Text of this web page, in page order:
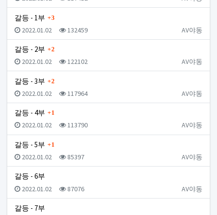
갈등 - 1부 댓글
3
등록자
AV야동
등록일
2022.01.02 조회
132459
갈등 - 2부 댓글
2
등록자
AV야동
등록일
2022.01.02 조회
122102
갈등 - 3부 댓글
2
등록자
AV야동
등록일
2022.01.02 조회
117964
갈등 - 4부 댓글
1
등록자
AV야동
등록일
2022.01.02 조회
113790
갈등 - 5부 댓글
1
등록자
AV야동
등록일
2022.01.02 조회
85397
갈등 - 6부
등록자
AV야동
등록일
2022.01.02 조회
87076
갈등 - 7부